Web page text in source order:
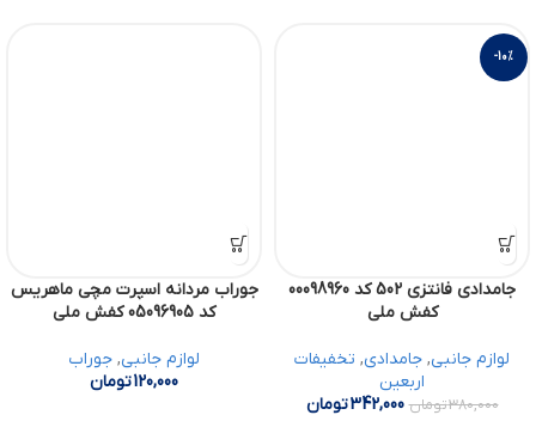
-10%
جامدادی فانتزی 502 کد 00098960
کفش ملی
لوازم جانبی, جامدادی, تخفیفات
اربعین
380,000تومان 342,000تومان
جوراب مردانه اسپرت مچی ماهریس
کد 05096905 کفش ملی
لوازم جانبی, جوراب
120,000تومان